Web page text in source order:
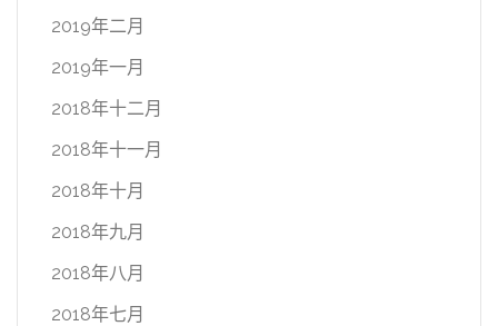
2019年二月
2019年一月
2018年十二月
2018年十一月
2018年十月
2018年九月
2018年八月
2018年七月